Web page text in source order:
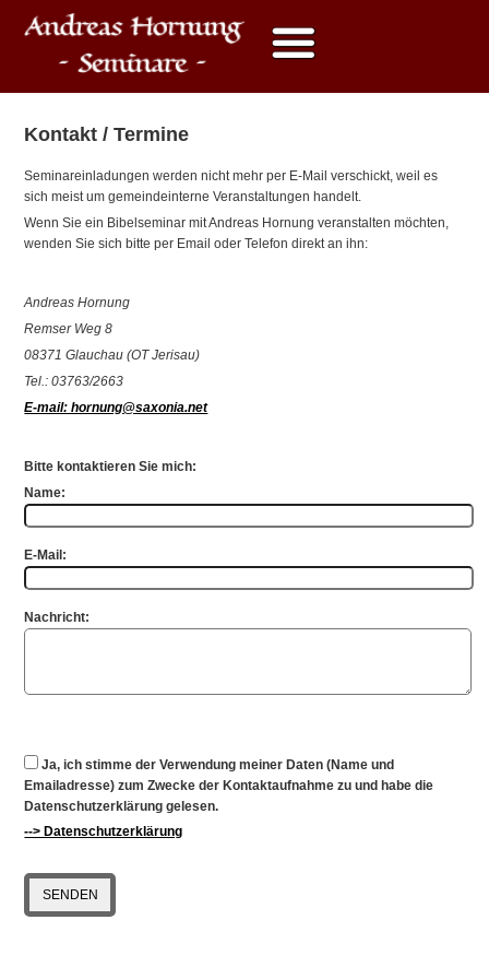
Kontakt / Termine
Seminareinladungen werden nicht mehr per E-Mail verschickt, weil es
sich meist um gemeindeinterne Veranstaltungen handelt.
Wenn Sie ein Bibelseminar mit Andreas Hornung veranstalten möchten,
wenden Sie sich bitte per Email oder Telefon direkt an ihn:
Andreas Hornung
Remser Weg 8
08371 Glauchau (OT Jerisau)
Tel.: 03763/2663
E-mail: hornung@saxonia.net
Bitte kontaktieren Sie mich:
Name:
E-Mail:
Nachricht:
Ja, ich stimme der Verwendung meiner Daten (Name und
Emailadresse) zum Zwecke der Kontaktaufnahme zu und habe die
Datenschutzerklärung gelesen.
--> Datenschutzerklärung